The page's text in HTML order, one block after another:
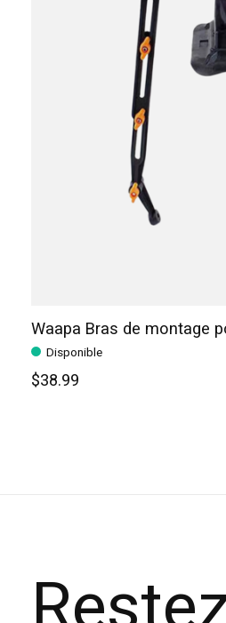
Waapa Bras de montage
Disponible
$38.99